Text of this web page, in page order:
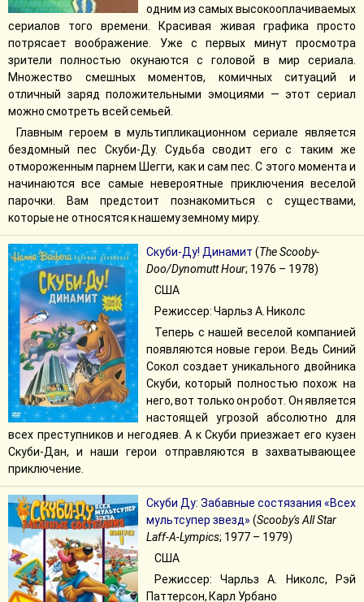
одним из самых высокооплачиваемых
сериалов того времени. Красивая живая графика просто
потрясает воображение. Уже с первых минут просмотра
зрители полностью окунаются с головой в мир сериала.
Множество смешных моментов, комичных ситуаций и
отличный заряд положительными эмоциями — этот сериал
можно смотреть всей семьей.
Главным героем в мультипликационном сериале является
бездомный пес Скуби-Ду. Судьба сводит его с таким же
отмороженным парнем Шегги, как и сам пес. С этого момента и
начинаются все самые невероятные приключения веселой
парочки. Вам предстоит познакомиться с существами,
которые не относятся к нашему земному миру.
Скуби-Ду! Динамит (The Scooby-
Doo/Dynomutt Hour; 1976 – 1978)
США
Режиссер: Чарльз А. Николс
Теперь с нашей веселой компанией
появляются новые герои. Ведь Синий
Сокол создает уникального двойника
Скуби, который полностью похож на
него, вот только он робот. Он является
настоящей угрозой абсолютно для
всех преступников и негодяев. А к Скуби приезжает его кузен
Скуби-Дан, и наши герои отправляются в захватывающее
приключение.
Скуби Ду: Забавные состязания «Всех
мультсупер звезд» (Scooby's All Star
Laff-A-Lympics; 1977 – 1979)
США
Режиссер: Чарльз А. Николс, Рэй
Паттерсон, Карл Урбано